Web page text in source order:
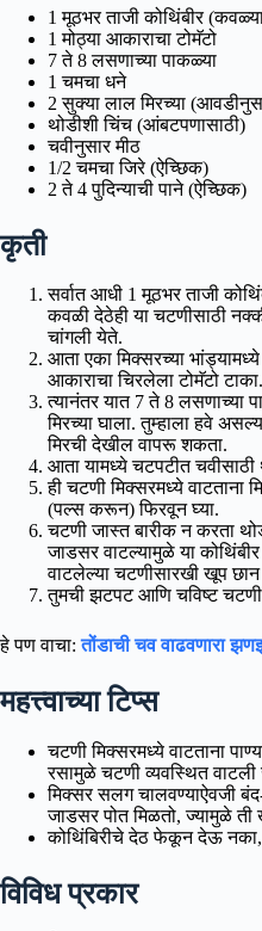
1 मूठभर ताजी कोथिंबीर
1 मोठ्या आकाराचा टोमॅटो
7 ते 8 लसणाच्या पाकळ्या
1 चमचा धने
2 सुक्या लाल मिरच्या
थोडीशी चिंच (आंबटपणासाठी)
चवीनुसार मीठ
1/2 चमचा जिरे (ऐच्छिक)
2 ते 4 पुदिन्याची पाने (ऐच्छिक)
कृती
सर्वात आधी 1 मूठभर ताजी
कवळी देठेही या चटणीसाठी
चांगली येते.
आता एका मिक्सरच्या
आकाराचा चिरलेला टोमॅटो टाका.
त्यानंतर यात 7 ते 8 लसणाच्या
मिरच्या घाला. तुम्हाला हवे
मिरची देखील वापरू शकता.
आता यामध्ये चटपटीत चवीसाठी
ही चटणी मिक्सरमध्ये
(पल्स करून) फिरवून घ्या.
चटणी जास्त बारीक न करता
जाडसर वाटल्यामुळे या
वाटलेल्या चटणीसारखी खूप
तुमची झटपट आणि चविष्ट चटणी
हे पण वाचा:तोंडाची चव वाढवणारा
महत्त्वाच्या टिप्स
चटणी मिक्सरमध्ये वाटताना
रसामुळे चटणी व्यवस्थित वाटली
मिक्सर सलग चालवण्याऐवजी
जाडसर पोत मिळतो, ज्यामुळे ती
कोथिंबिरीचे देठ फेकून देऊ
विविध प्रकार